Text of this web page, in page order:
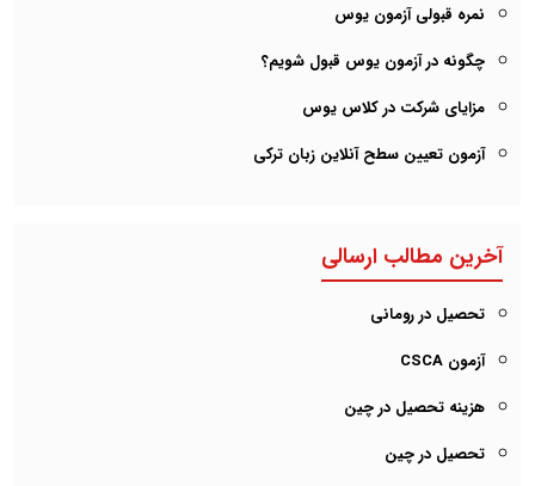
نمره قبولی آزمون یوس
چگونه در آزمون یوس قبول شویم؟
مزایای شرکت در کلاس یوس
آزمون تعیین سطح آنلاین زبان ترکی
آخرین مطالب ارسالی
تحصیل در رومانی
آزمون CSCA
هزینه تحصیل در چین
تحصیل در چین